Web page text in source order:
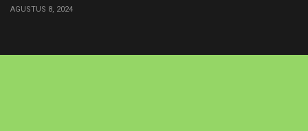
AGUSTUS 8, 2024